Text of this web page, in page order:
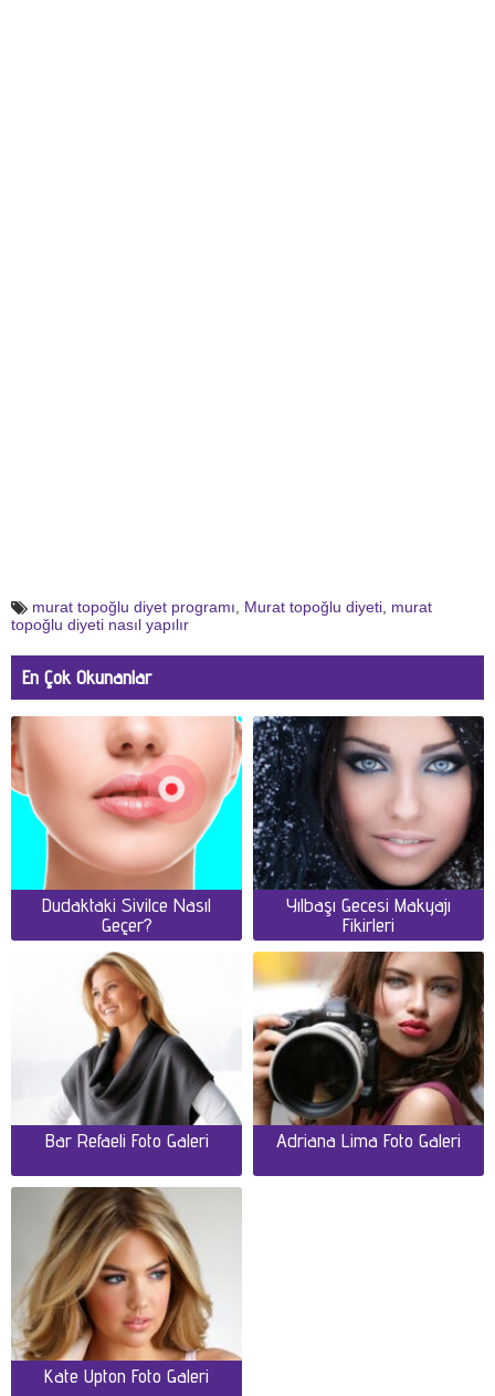
murat topoğlu diyet programı, Murat topoğlu diyeti, murat
topoğlu diyeti nasıl yapılır
En Çok Okunanlar
Dudaktaki Sivilce Nasıl
Geçer?
Yılbaşı Gecesi Makyajı
Fikirleri
Bar Refaeli Foto Galeri Adriana Lima Foto Galeri
Kate Upton Foto Galeri